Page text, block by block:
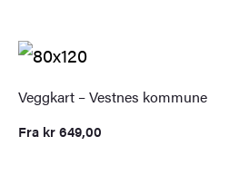
Veggkart – Vestnes kommune
Fra kr649,00